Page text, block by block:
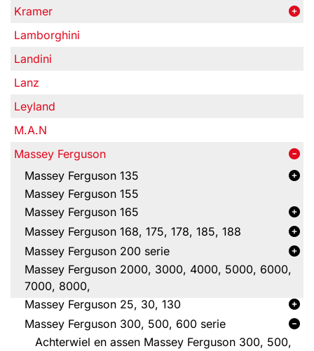
Kramer
Lamborghini
Landini
Lanz
Leyland
M.A.N
Massey Ferguson
Massey Ferguson 135
Massey Ferguson 155
Massey Ferguson 165
Massey Ferguson 168, 175, 178, 185, 188
Massey Ferguson 200 serie
Massey Ferguson 2000, 3000, 4000, 5000, 6000,
7000, 8000,
Massey Ferguson 25, 30, 130
Massey Ferguson 300, 500, 600 serie
Achterwiel en assen Massey Ferguson 300, 500,